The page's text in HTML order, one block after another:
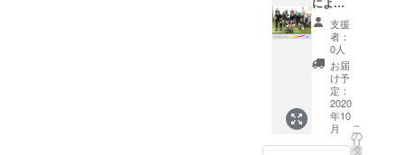
なら作
れるか
なと）
※さらに
なんな
ら、撮
影して
よとか
も考え
ます。
にお名
前を掲
載 ※ 公
式HPに
お名前
を掲載
させて
いただ
きま
す。 ※
支援
前を掲
載 ※ 公
式HPに
お名前
を掲載
させて
いただ
きま
す。 ※
支援
時、必
乗って
いる人
数分の
ポップ
コーン
とお飲
み物
（ソフ
トドリ
ンク）
も複数
日１車
両での
ご利用
も可能
です。
※車両に
乗って
いる人
数分の
ではな
く、写
真のス
ライド
ショー
や文字
ベース
での制
作無
料）
フォー
マット
より制
作予
定。 ※
チェッ
ク１
回。そ
の後納
品。 ※
CM制
作。
（オリ
ジナ
ル）
※※zoom
による
事前う
ちわせ
（２
支援
者：
0人
お届
け予
定：
2020
年10
月
こ
の
リ
タ